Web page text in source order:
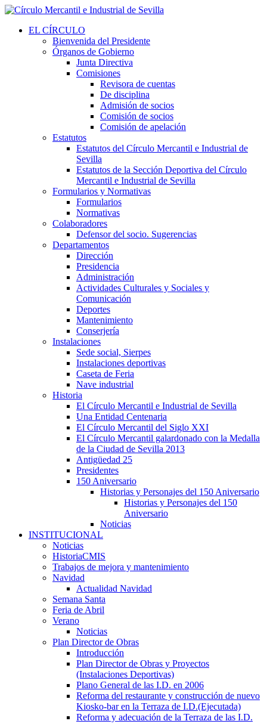
EL CÍRCULO
Bienvenida del Presidente
Órganos de Gobierno
Junta Directiva
Comisiones
Revisora de cuentas
De disciplina
Admisión de socios
Comisión de socios
Comisión de apelación
Estatutos
Estatutos del Círculo Mercantil e Industrial de
Sevilla
Estatutos de la Sección Deportiva del Círculo
Mercantil e Industrial de Sevilla
Formularios y Normativas
Formularios
Normativas
Colaboradores
Defensor del socio. Sugerencias
Departamentos
Dirección
Presidencia
Administración
Actividades Culturales y Sociales y
Comunicación
Deportes
Mantenimiento
Conserjería
Instalaciones
Sede social, Sierpes
Instalaciones deportivas
Caseta de Feria
Nave industrial
Historia
El Círculo Mercantil e Industrial de Sevilla
Una Entidad Centenaria
El Círculo Mercantil del Siglo XXI
El Círculo Mercantil galardonado con la Medalla
de la Ciudad de Sevilla 2013
Antigüedad 25
Presidentes
150 Aniversario
Historias y Personajes del 150 Aniversario
Historias y Personajes del 150
Aniversario
Noticias
INSTITUCIONAL
Noticias
HistoriaCMIS
Trabajos de mejora y mantenimiento
Navidad
Actualidad Navidad
Semana Santa
Feria de Abril
Verano
Noticias
Plan Director de Obras
Introducción
Plan Director de Obras y Proyectos
(Instalaciones Deportivas)
Plano General de las I.D. en 2006
Reforma del restaurante y construcción de nuevo
Kiosko-bar en la Terraza de I.D.(Ejecutada)
Reforma y adecuación de la Terraza de las I.D.